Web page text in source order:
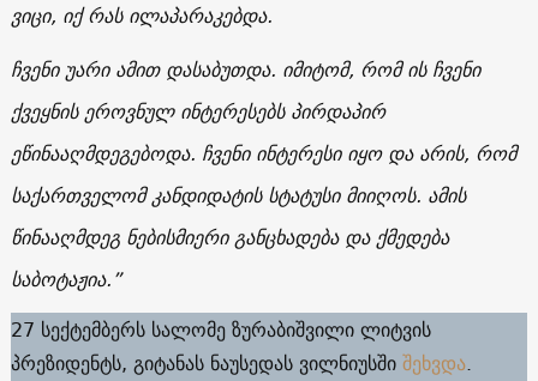
ვიცი, იქ რას ილაპარაკებდა.
ჩვენი უარი ამით დასაბუთდა. იმიტომ, რომ ის ჩვენი
ქვეყნის ეროვნულ ინტერესებს პირდაპირ
ეწინააღმდეგებოდა. ჩვენი ინტერესი იყო და არის, რომ
საქართველომ კანდიდატის სტატუსი მიიღოს. ამის
წინააღმდეგ ნებისმიერი განცხადება და ქმედება
საბოტაჟია.”
27 სექტემბერს სალომე ზურაბიშვილი ლიტვის
პრეზიდენტს, გიტანას ნაუსედას ვილნიუსშიშეხვდა.